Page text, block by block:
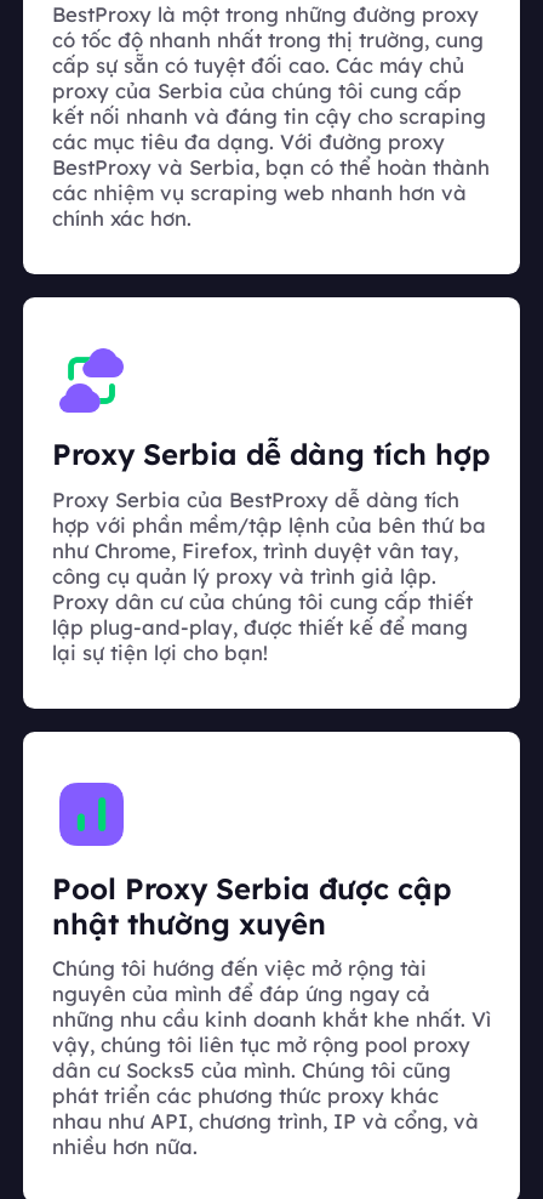
BestProxy là một trong những đường proxy
có tốc độ nhanh nhất trong thị trường, cung
cấp sự sẵn có tuyệt đối cao. Các máy chủ
proxy của Serbia của chúng tôi cung cấp
kết nối nhanh và đáng tin cậy cho scraping
các mục tiêu đa dạng. Với đường proxy
BestProxy và Serbia, bạn có thể hoàn thành
các nhiệm vụ scraping web nhanh hơn và
chính xác hơn.
Proxy Serbia dễ dàng tích hợp
Proxy Serbia của BestProxy dễ dàng tích
hợp với phần mềm/tập lệnh của bên thứ ba
như Chrome, Firefox, trình duyệt vân tay,
công cụ quản lý proxy và trình giả lập.
Proxy dân cư của chúng tôi cung cấp thiết
lập plug-and-play, được thiết kế để mang
lại sự tiện lợi cho bạn!
Pool Proxy Serbia được cập
nhật thường xuyên
Chúng tôi hướng đến việc mở rộng tài
nguyên của mình để đáp ứng ngay cả
những nhu cầu kinh doanh khắt khe nhất. Vì
vậy, chúng tôi liên tục mở rộng pool proxy
dân cư Socks5 của mình. Chúng tôi cũng
phát triển các phương thức proxy khác
nhau như API, chương trình, IP và cổng, và
nhiều hơn nữa.